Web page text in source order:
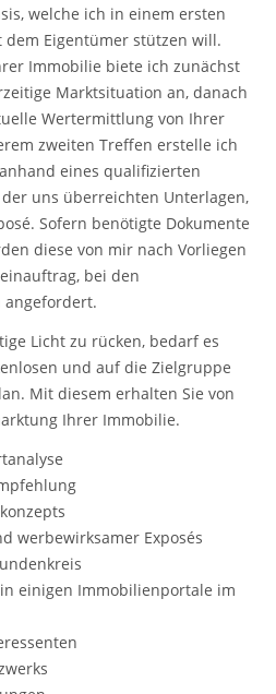
welche ich in einem ersten
Eigentümer stützen will.
Immobilie biete ich zunächst
Marktsituation an, danach
Wertermittlung von Ihrer
zweiten Treffen erstelle ich
eines qualifizierten
uns überreichten Unterlagen,
Sofern benötigte Dokumente
diese von mir nach Vorliegen
bei den
angefordert.
Licht zu rücken, bedarf es
und auf die Zielgruppe
Mit diesem erhalten Sie von
Ihrer Immobilie.
werbewirksamer Exposés
einigen Immobilienportale im